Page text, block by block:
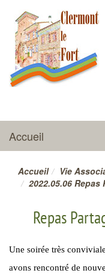
Accueil
Accueil Vie
2022.05.06 Repas
Repas
Une soirée très
avons rencontré de